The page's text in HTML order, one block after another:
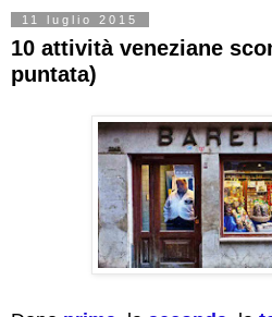
11 luglio 2015
10 attività veneziane
puntata)